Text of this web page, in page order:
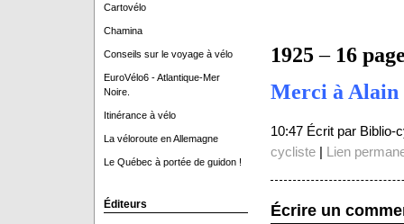
Cartovélo
Chamina
Conseils sur le voyage à vélo
EuroVélo6 - Atlantique-Mer
Noire.
Itinérance à vélo
La véloroute en Allemagne
Le Québec à portée de guidon !
Éditeurs
1925– 16
Merci à Alain
10:47 Écrit par Biblio-
cycliste| Lien
Écrire un